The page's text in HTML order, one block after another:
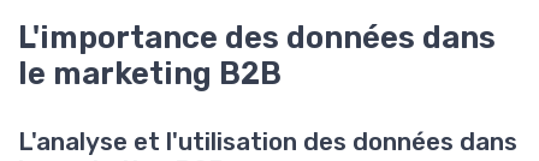
L'importance des données dans
le marketing B2B
L'analyse et l'utilisation des données dans